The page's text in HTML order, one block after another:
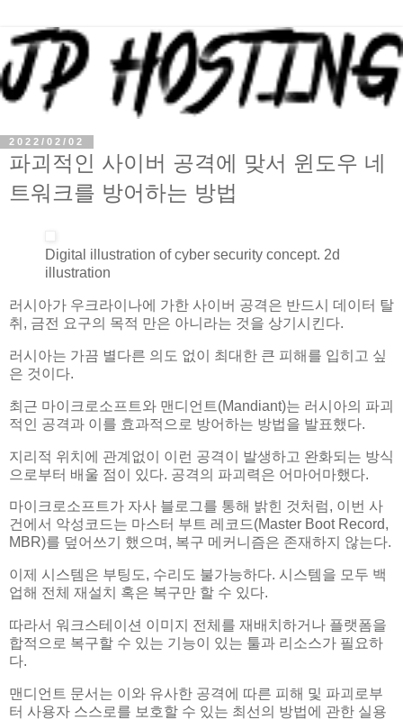
2022/02/02
파괴적인 사이버 공격에 맞서 윈도우 네
트워크를 방어하는 방법
Digital illustration of cyber security concept. 2d
illustration
러시아가 우크라이나에 가한 사이버 공격은 반드시 데이터 탈
취, 금전 요구의 목적 만은 아니라는 것을 상기시킨다.
러시아는 가끔 별다른 의도 없이 최대한 큰 피해를 입히고 싶
은 것이다.
최근 마이크로소프트와 맨디언트(Mandiant)는 러시아의 파괴
적인 공격과 이를 효과적으로 방어하는 방법을 발표했다.
지리적 위치에 관계없이 이런 공격이 발생하고 완화되는 방식
으로부터 배울 점이 있다. 공격의 파괴력은 어마어마했다.
마이크로소프트가 자사 블로그를 통해 밝힌 것처럼, 이번 사
건에서 악성코드는 마스터 부트 레코드(Master Boot Record,
MBR)를 덮어쓰기 했으며, 복구 메커니즘은 존재하지 않는다.
이제 시스템은 부팅도, 수리도 불가능하다. 시스템을 모두 백
업해 전체 재설치 혹은 복구만 할 수 있다.
따라서 워크스테이션 이미지 전체를 재배치하거나 플랫폼을
합적으로 복구할 수 있는 기능이 있는 툴과 리소스가 필요하
다.
맨디언트 문서는 이와 유사한 공격에 따른 피해 및 파괴로부
터 사용자 스스로를 보호할 수 있는 최선의 방법에 관한 실용